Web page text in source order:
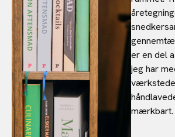
er en del
jeg har
mærkbart.